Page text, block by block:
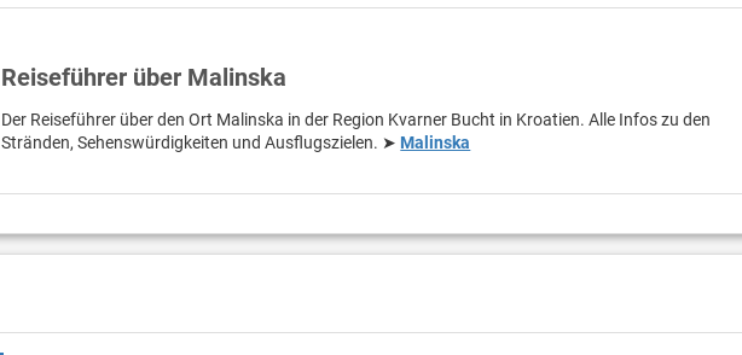
Reiseführer über Malinska
Der Reiseführer über den Ort Malinska in der Region Kvarner Bucht in Kroatien. Alle Infos zu den
Stränden, Sehenswürdigkeiten und Ausflugszielen. ➤ Malinska